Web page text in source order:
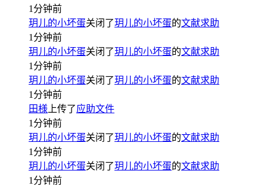
1分钟前
玥儿的小坏蛋关闭了玥儿的小坏蛋的文献求助
1分钟前
玥儿的小坏蛋关闭了玥儿的小坏蛋的文献求助
1分钟前
玥儿的小坏蛋关闭了玥儿的小坏蛋的文献求助
1分钟前
田様 上传了应助文件
1分钟前
玥儿的小坏蛋关闭了玥儿的小坏蛋的文献求助
1分钟前
玥儿的小坏蛋关闭了玥儿的小坏蛋的文献求助
1分钟前